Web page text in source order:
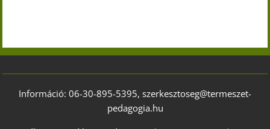
Információ: 06-30-895-5395, szerkesztoseg@termeszet-
pedagogia.hu